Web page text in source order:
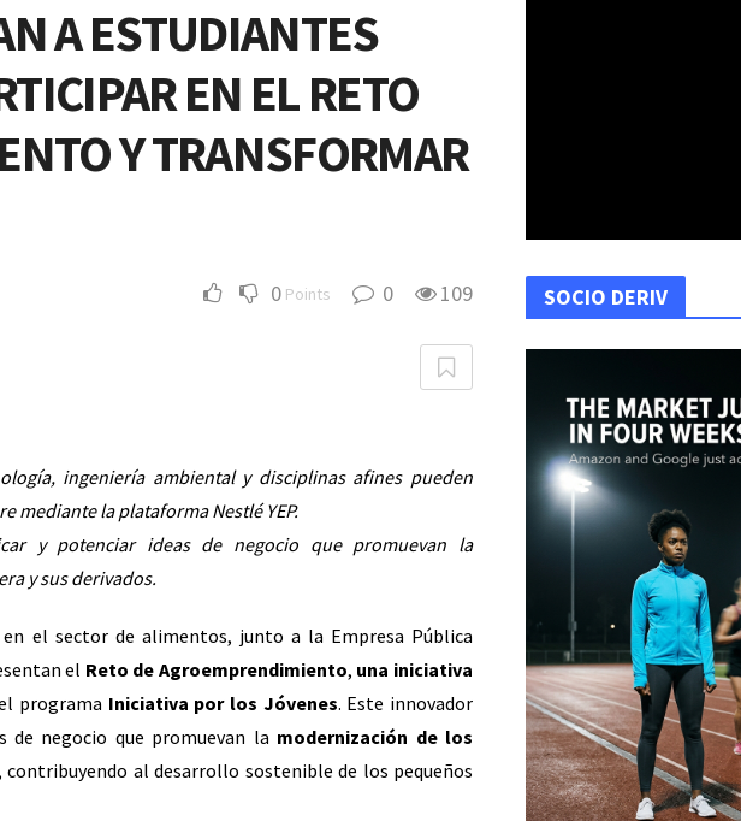
A ESTUDIANTES
EN EL RETO
Y TRANSFORMAR
0 Points 0 109
ingeniería ambiental y disciplinas afines pueden
mediante la plataforma Nestlé YEP.
y potenciar ideas de negocio que promuevan la
y sus derivados.
el sector de alimentos, junto a la Empresa Pública
el Reto de Agroemprendimiento, una iniciativa
programa Iniciativa por los Jóvenes. Este innovador
negocio que promuevan la modernización de los
contribuyendo al desarrollo sostenible de los pequeños
SOCIO DERIV